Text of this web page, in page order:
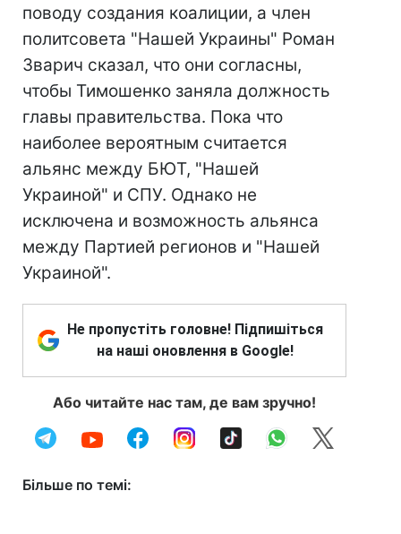
поводу создания коалиции, а член
политсовета "Нашей Украины" Роман
Зварич сказал, что они согласны,
чтобы Тимошенко заняла должность
главы правительства. Пока что
наиболее вероятным считается
альянс между БЮТ, "Нашей
Украиной" и СПУ. Однако не
исключена и возможность альянса
между Партией регионов и "Нашей
Украиной".
Не пропустіть головне! Підпишіться
на наші оновлення в Google!
Або читайте нас там, де вам зручно!
Більше по темі: